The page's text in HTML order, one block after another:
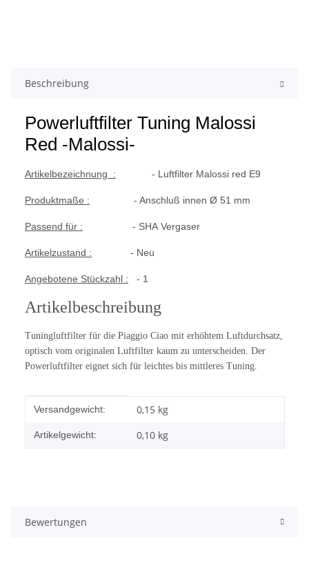
Beschreibung
Powerluftfilter Tuning Malossi
Red -Malossi-
Artikelbezeichnung : - Luftfilter Malossi red E9
Produktmaße : - Anschluß innen Ø 51 mm
Passend für : - SHA Vergaser
Artikelzustand : - Neu
Angebotene Stückzahl : - 1
Artikelbeschreibung
Tuningluftfilter für die Piaggio Ciao mit erhöhtem Luftdurchsatz,
optisch vom originalen Luftfilter kaum zu unterscheiden. Der
Powerluftfilter eignet sich für leichtes bis mittleres Tuning.
Produkteigenschaft
Wert
Versandgewicht: 0,15 kg
Artikelgewicht: 0,10 kg
Bewertungen